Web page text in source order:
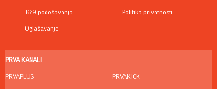
16:9 podešavanja
Oglašavanje
Politika privatnosti
PRVA KANALI
PRVAPLUS PRVAKICK